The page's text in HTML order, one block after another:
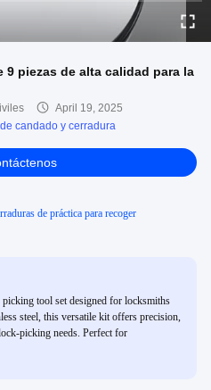
piezas de alta calidad para la
April 19, 2025
candado y cerradura
de práctica para recoger
tool set designed for locksmiths
steel, this versatile kit offers precision,
picking needs. Perfect for